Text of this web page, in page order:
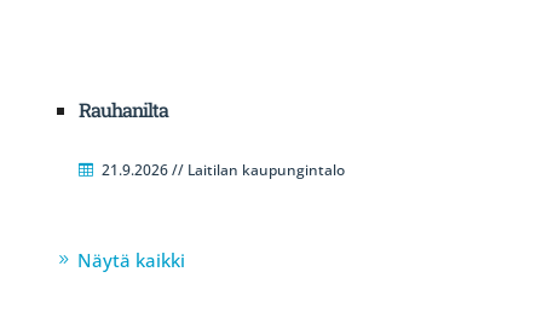
Rauhanilta
21.9.2026 // Laitilan kaupungintalo
Näytä kaikki